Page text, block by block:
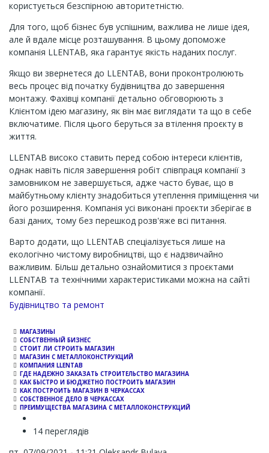
користується безспірною авторитетністю.
Для того, щоб бізнес був успішним, важлива не лише ідея,
але й вдале місце розташування. В цьому допоможе
компанія LLENTAB, яка гарантує якість наданих послуг.
Якщо ви звернетеся до LLENTAB, вони проконтролюють
весь процес від початку будівництва до завершення
монтажу. Фахівці компанії детально обговорюють з
Клієнтом ідею магазину, як він має виглядати та що в себе
включатиме. Після цього беруться за втілення проєкту в
життя.
LLENTAB високо ставить перед собою інтереси клієнтів,
однак навіть після завершення робіт співпраця компанії з
замовником не завершується, адже часто буває, що в
майбутньому клієнту знадобиться утеплення приміщення чи
його розширення. Компанія усі виконані проєкти зберігає в
базі даних, тому без перешкод розв'яже всі питання.
Варто додати, що LLENTAB спеціалізується лише на
екологічно чистому виробництві, що є надзвичайно
важливим. Більш детально ознайомитися з проєктами
LLENTAB та технічними характеристиками можна на сайті
компанії.
Channel
Будівництво та ремонт
МАГАЗИНЫ
СОБСТВЕННЫЙ БИЗНЕС
СТОИТ ЛИ СТРОИТЬ МАГАЗИН
МАГАЗИН С МЕТАЛЛОКОНСТРУКЦИЙ
КОМПАНИЯ LLENTAB
ГДЕ НАДЕЖНО ЗАКАЗАТЬ СТРОИТЕЛЬСТВО МАГАЗИНА
КАК БЫСТРО И БЮДЖЕТНО ПОСТРОИТЬ МАГАЗИН
КАК ПОСТРОИТЬ МАГАЗИН В ЧЕРКАССАХ
СОБСТВЕННОЕ ДЕЛО В ЧЕРКАССАХ
ПРЕИМУЩЕСТВА МАГАЗИНА С МЕТАЛЛОКОНСТРУКЦИЙ
14 переглядів